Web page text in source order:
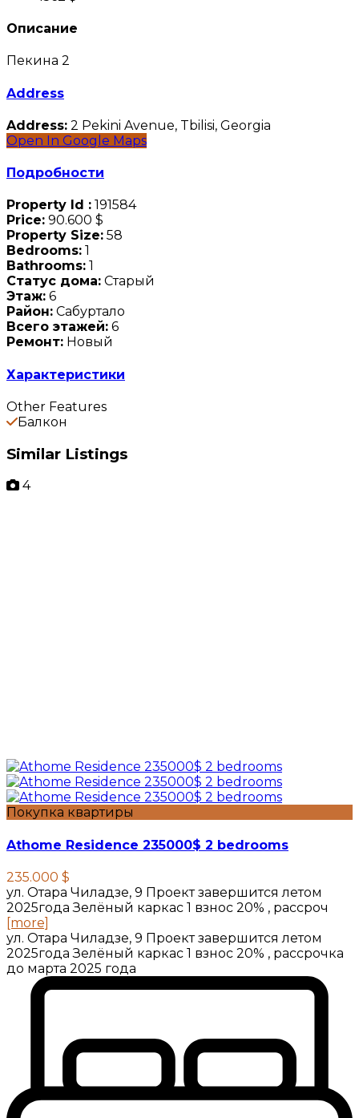
Описание
Пекина 2
Address
Address: 2 Pekini Avenue, Tbilisi, Georgia
Open In Google Maps
Подробности
Property Id : 191584
Price: 90.600 $
Property Size: 58
Bedrooms: 1
Bathrooms: 1
Статус дома: Старый
Этаж: 6
Район: Сабуртало
Всего этажей: 6
Ремонт: Новый
Характеристики
Other Features
Балкон
Similar Listings
4
Покупка квартиры
Athome Residence 235000$ 2 bedrooms
235.000 $
ул. Отара Чиладзе, 9 Проект завершится летом
2025года Зелёный каркас 1 взнос 20% , рассроч
[more]
ул. Отара Чиладзе, 9 Проект завершится летом
2025года Зелёный каркас 1 взнос 20% , рассрочка
до марта 2025 года